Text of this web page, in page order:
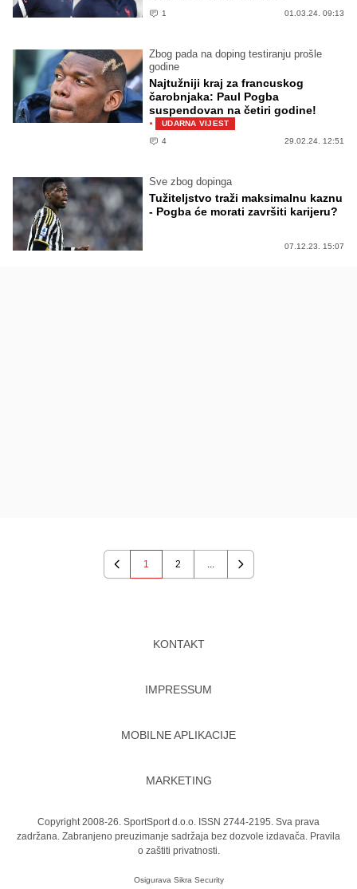
1 01.03.24. 09:13
Zbog pada na doping testiranju prošle
godine
Najtužniji kraj za francuskog
čarobnjaka: Paul Pogba
suspendovan na četiri godine!
·
UDARNA VIJEST
4
29.02.24. 12:51
Sve zbog dopinga
Tužiteljstvo traži maksimalnu kaznu
- Pogba će morati završiti karijeru?
07.12.23. 15:07
Previous
1 2 ...
Next
KONTAKT
IMPRESSUM
MOBILNE APLIKACIJE
MARKETING
Copyright 2008-26. SportSport d.o.o. ISSN 2744-2195. Sva prava
zadržana. Zabranjeno preuzimanje sadržaja bez dozvole izdavača. Pravila
o zaštiti privatnosti.
Osigurava Sikra Security